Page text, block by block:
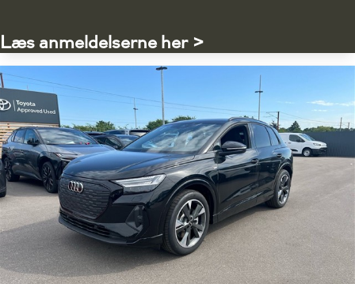
Læs anmeldelserne her >